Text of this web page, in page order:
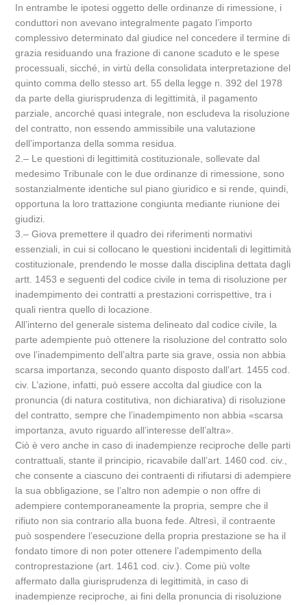
In entrambe le ipotesi oggetto delle ordinanze di rimessione, i
conduttori non avevano integralmente pagato l’importo
complessivo determinato dal giudice nel concedere il termine di
grazia residuando una frazione di canone scaduto e le spese
processuali, sicché, in virtù della consolidata interpretazione del
quinto comma dello stesso art. 55 della legge n. 392 del 1978
da parte della giurisprudenza di legittimità, il pagamento
parziale, ancorché quasi integrale, non escludeva la risoluzione
del contratto, non essendo ammissibile una valutazione
dell’importanza della somma residua.
2.‒ Le questioni di legittimità costituzionale, sollevate dal
medesimo Tribunale con le due ordinanze di rimessione, sono
sostanzialmente identiche sul piano giuridico e si rende, quindi,
opportuna la loro trattazione congiunta mediante riunione dei
giudizi.
3.‒ Giova premettere il quadro dei riferimenti normativi
essenziali, in cui si collocano le questioni incidentali di legittimità
costituzionale, prendendo le mosse dalla disciplina dettata dagli
artt. 1453 e seguenti del codice civile in tema di risoluzione per
inadempimento dei contratti a prestazioni corrispettive, tra i
quali rientra quello di locazione.
All’interno del generale sistema delineato dal codice civile, la
parte adempiente può ottenere la risoluzione del contratto solo
ove l’inadempimento dell’altra parte sia grave, ossia non abbia
scarsa importanza, secondo quanto disposto dall’art. 1455 cod.
civ. L’azione, infatti, può essere accolta dal giudice con la
pronuncia (di natura costitutiva, non dichiarativa) di risoluzione
del contratto, sempre che l’inadempimento non abbia «scarsa
importanza, avuto riguardo all’interesse dell’altra».
Ciò è vero anche in caso di inadempienze reciproche delle parti
contrattuali, stante il principio, ricavabile dall’art. 1460 cod. civ.,
che consente a ciascuno dei contraenti di rifiutarsi di adempiere
la sua obbligazione, se l’altro non adempie o non offre di
adempiere contemporaneamente la propria, sempre che il
rifiuto non sia contrario alla buona fede. Altresì, il contraente
può sospendere l’esecuzione della propria prestazione se ha il
fondato timore di non poter ottenere l’adempimento della
controprestazione (art. 1461 cod. civ.). Come più volte
affermato dalla giurisprudenza di legittimità, in caso di
inadempienze reciproche, ai fini della pronuncia di risoluzione